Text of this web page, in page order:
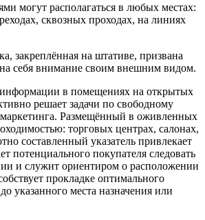
могут располагаться в любых местах:
сквозных проходах, на линиях
закреплённая на штативе, призвана
себя внимание своим внешним видом.
информации в помещениях на открытых
решает задачи по свободному
Размещённый в оживленных
торговых центрах, салонах,
составленный указатель привлекает
потенциального покупателя следовать
и служит ориентиром о расположении
прокладке оптимального
указанного места назначения или